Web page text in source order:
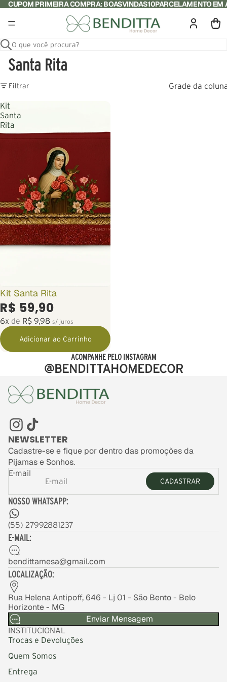
CUPOM PRIMEIRA COMPRA: BOASVINDAS10PARCELAMENTO EM
O que você procura?
Santa Rita
Filtrar Grade da
Kit
Santa
Rita
Kit Santa Rita
R$ 59,90
6x de R$ 9,98 s/ juros
Adicionar ao Carrinho
ACOMPANHE PELO INSTAGRAM
@BENDITTAHOMEDECOR
NEWSLETTER
Cadastre-se e fique por dentro das promoções da
Pijamas e Sonhos.
E-mail
CADASTRAR
NOSSO WHATSAPP:
(55) 27992881237
E-MAIL:
bendittamesa@gmail.com
LOCALIZAÇÃO:
Rua Helena Antipoff, 646 - Lj 01 - São Bento - Belo
Horizonte - MG
Enviar Mensagem
INSTITUCIONAL
Trocas e Devoluções
Quem Somos
Entrega